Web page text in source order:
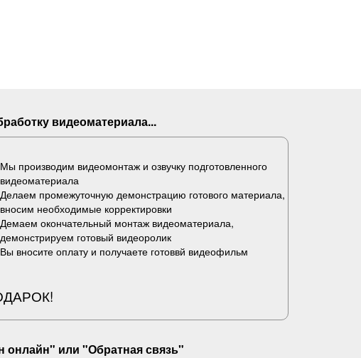
видеоматериала...
Мы производим видеомонтаж и озвучку подготовленного
видеоматериала
Делаем промежуточную демонстрацию готового материала,
вносим необходимые корректировки
Демаем окончательный монтаж видеоматериала,
демонстрируем готовый видеоролик
Вы вносите оплату и получаете готоввй видеофильм
онлайн" или "Обратная связь"